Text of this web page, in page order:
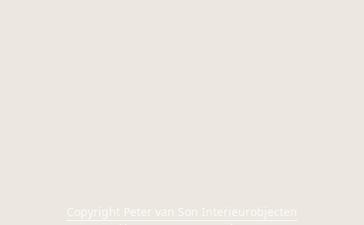
Copyright Peter van Son Interieurobjecten